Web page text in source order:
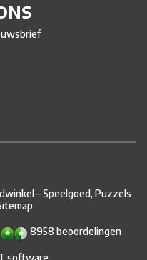
– Speelgoed, Puzzels
8958 beoordelingen